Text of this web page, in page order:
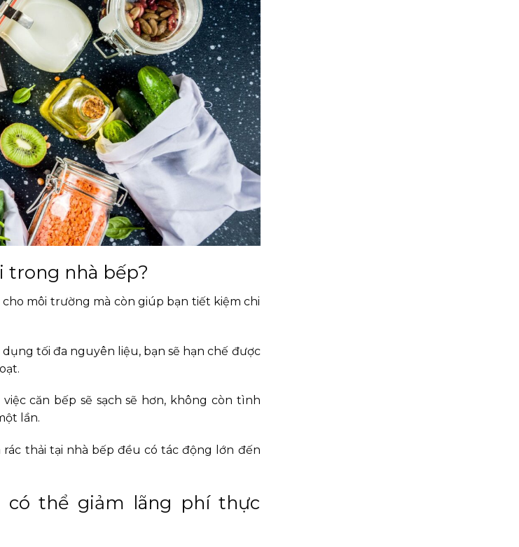
trong nhà bếp?
môi trường mà còn giúp bạn tiết kiệm chi
tối đa nguyên liệu, bạn sẽ hạn chế được
căn bếp sẽ sạch sẽ hơn, không còn tình
lần.
thải tại nhà bếp đều có tác động lớn đến
thể giảm lãng phí thực